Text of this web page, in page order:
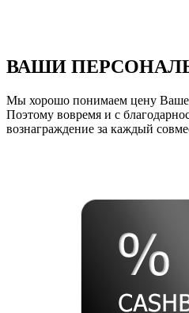
ВАШИ
Мы хорошо понимаем цену
Поэтому вовремя и с
вознаграждение за каждый